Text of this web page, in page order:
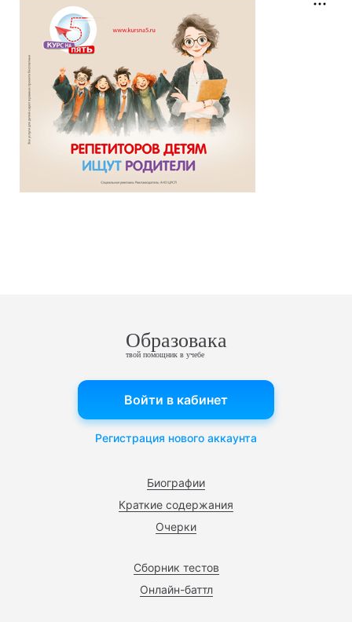
Образовака
твой помощник в учебе
Биографии
Краткие содержания
Очерки
Сборник тестов
Онлайн-баттл
Войти в кабинет
Регистрация нового аккаунта